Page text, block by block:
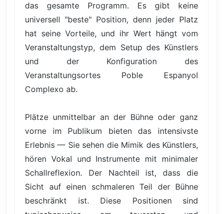
das gesamte Programm. Es gibt keine
universell "beste" Position, denn jeder Platz
hat seine Vorteile, und ihr Wert hängt vom
Veranstaltungstyp, dem Setup des Künstlers
und der Konfiguration des
Veranstaltungsortes Poble Espanyol
Complexo ab.
Plätze unmittelbar an der Bühne oder ganz
vorne im Publikum bieten das intensivste
Erlebnis — Sie sehen die Mimik des Künstlers,
hören Vokal und Instrumente mit minimaler
Schallreflexion. Der Nachteil ist, dass die
Sicht auf einen schmaleren Teil der Bühne
beschränkt ist. Diese Positionen sind